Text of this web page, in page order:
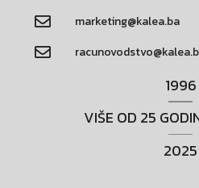
marketing@kalea.ba
1996
VIŠE OD 25
2025